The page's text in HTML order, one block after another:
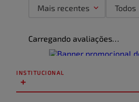
Mais recentes Todos
Carregando avaliações…
INSTITUCIONAL
+